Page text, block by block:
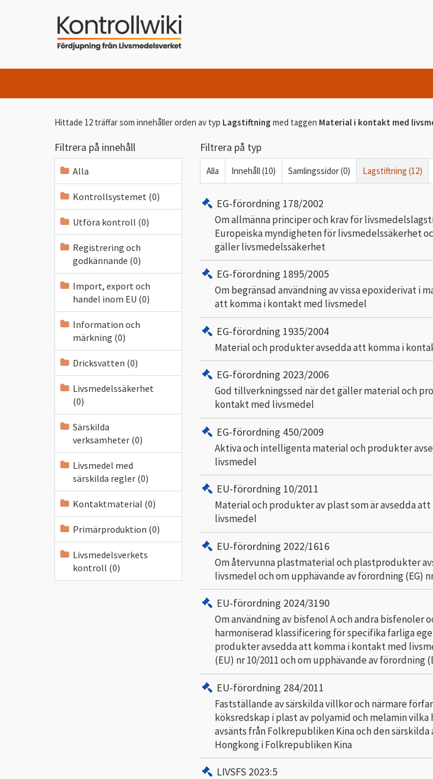
Hittade 12 träffar som innehåller orden av typ Lagstiftning med taggen Material i kontakt med
Filtrera på innehåll
Alla
Kontrollsystemet (0)
Utföra kontroll (0)
Registrering och
godkännande (0)
Import, export och
handel inom EU (0)
Information och
märkning (0)
Dricksvatten (0)
Livsmedelssäkerhet
(0)
Särskilda
verksamheter (0)
Livsmedel med
särskilda regler (0)
Kontaktmaterial (0)
Primärproduktion (0)
Livsmedelsverkets
kontroll (0)
Filtrera på typ
Alla Innehåll (10) Samlingssidor (0) Lagstiftning (12)
EG-förordning 178/2002
Om allmänna principer och krav för
Europeiska myndigheten för livsmedelssäkerhet
gäller livsmedelssäkerhet
EG-förordning 1895/2005
Om begränsad användning av vissa epoxiderivat i
att komma i kontakt med livsmedel
EG-förordning 1935/2004
Material och produkter avsedda att komma i
EG-förordning 2023/2006
God tillverkningssed när det gäller material och
kontakt med livsmedel
EG-förordning 450/2009
Aktiva och intelligenta material och produkter
livsmedel
EU-förordning 10/2011
Material och produkter av plast som är avsedda
livsmedel
EU-förordning 2022/1616
Om återvunna plastmaterial och plastprodukter
livsmedel och om upphävande av förordning (EG)
EU-förordning 2024/3190
Om användning av bisfenol A och andra bisfenoler
harmoniserad klassificering för specifika farliga
produkter avsedda att komma i kontakt med
(EU) nr 10/2011 och om upphävande av förordning
EU-förordning 284/2011
Fastställande av särskilda villkor och närmare
köksredskap i plast av polyamid och melamin
avsänts från Folkrepubliken Kina och den
Hongkong i Folkrepubliken Kina
LIVSFS 2023:5